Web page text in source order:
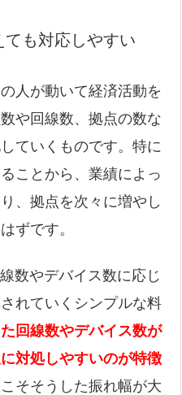
も対応しやすい
人が動いて経済活動を
や回線数、拠点の数な
ていくものです。特に
ことから、業績によっ
、拠点を次々に増やし
ずです。
数やデバイス数に応じ
れていくシンプルな料
回線数やデバイス数が
対処しやすいのが特徴
そそうした振れ幅が大